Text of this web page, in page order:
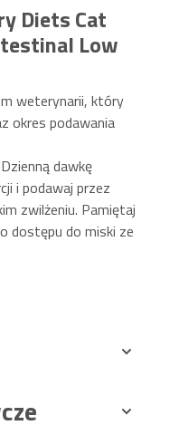
Diets Cat
Low
weterynarii, który
okres podawania
dawkę
i podawaj przez
zwilżeniu. Pamiętaj
dostępu do miski ze